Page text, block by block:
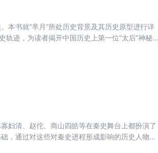
本书就“芈月”所处历史背景及其历史原型进行详
迹，为读者揭开中国历史上第一位“太后”神秘的
妇清、赵佗、商山四皓等在秦史舞台上都扮演了
，通过对这些对秦史进程形成影响的历史人物的